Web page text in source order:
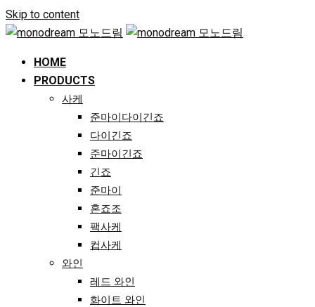
Skip to content
HOME
PRODUCTS
사케
준마이다이긴죠
다이긴죠
준마이긴죠
긴죠
준마이
혼죠조
팩사케
컵사케
와인
레드 와인
화이트 와인